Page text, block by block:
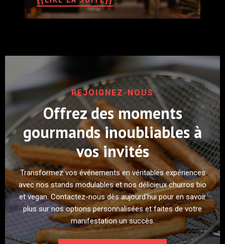
REJOIGNEZ-NOUS
Offrez des moments
gourmands inoubliables à
vos invités
Transformez vos événements en véritables expériences
avec nos stands modulables et nos délicieux churros bio
et vegan. Contactez-nous dès aujourd’hui pour en savoir
plus sur nos options personnalisées et faites de votre
manifestation un succès.